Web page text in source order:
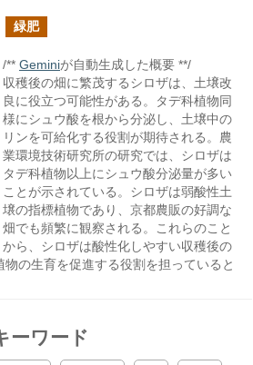
緑肥
/** Geminiが自動生成した概要 **/
収穫後の畑に繁茂するシロザは、土壌改
良に役立つ可能性がある。タデ科植物同
様にシュウ酸を根から分泌し、土壌中の
リンを可給化する役割が期待される。農
業環境技術研究所の研究では、シロザは
タデ科植物以上にシュウ酸分泌量が多い
ことが示されている。シロザは弱酸性土
壌の指標植物であり、京都農販の好調な
畑でも頻繁に観察される。これらのこと
から、シロザは酸性化しやすい収穫後の
の生育を促進する役割を担っていると
ーワード